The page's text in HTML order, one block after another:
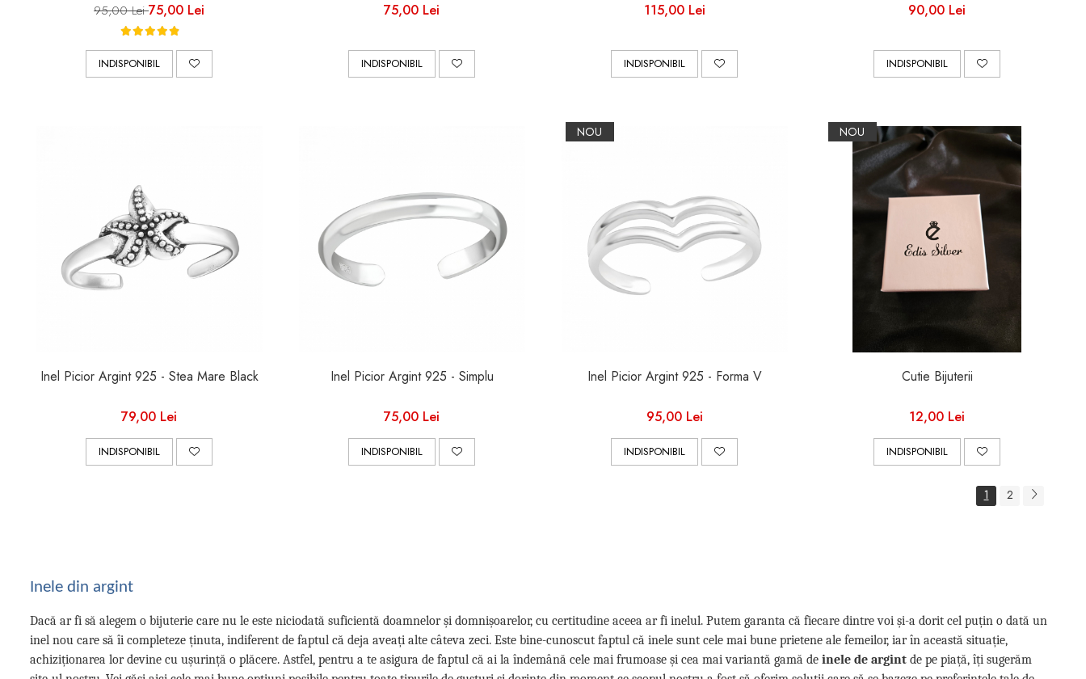
95,00 Lei75,00 Lei
INDISPONIBIL
75,00 Lei
INDISPONIBIL
115,00 Lei
INDISPONIBIL
90,00 Lei
INDISPONIBIL
Inel Picior Argint 925 - Stea Mare Black
79,00 Lei
INDISPONIBIL
Inel Picior Argint 925 - Simplu
75,00 Lei
INDISPONIBIL
NOU
Inel Picior Argint 925 - Forma V
95,00 Lei
INDISPONIBIL
NOU
Cutie Bijuterii
12,00 Lei
INDISPONIBIL
1 2
Inele din argint
Dacă ar fi să alegem o bijuterie care nu le este niciodată suficientă doamnelor și domnișoarelor, cu certitudine aceea ar fi inelul. Putem garanta că fiecare dintre voi și-a dorit cel puțin o dată un
inel nou care să îi completeze ținuta, indiferent de faptul că deja aveați alte câteva zeci. Este bine-cunoscut faptul că inele sunt cele mai bune prietene ale femeilor, iar în această situație,
achiziționarea lor devine cu ușurință o plăcere. Astfel, pentru a te asigura de faptul că ai la îndemână cele mai frumoase și cea mai variantă gamă de inele de argint de pe piață, îți sugerăm